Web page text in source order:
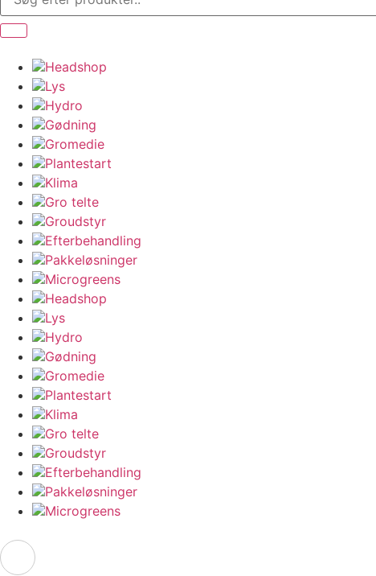
Headshop
Lys
Hydro
Gødning
Gromedie
Plantestart
Klima
Gro telte
Groudstyr
Efterbehandling
Pakkeløsninger
Microgreens
Headshop
Lys
Hydro
Gødning
Gromedie
Plantestart
Klima
Gro telte
Groudstyr
Efterbehandling
Pakkeløsninger
Microgreens